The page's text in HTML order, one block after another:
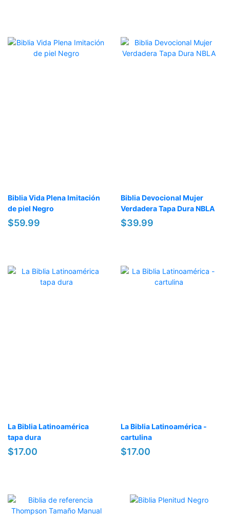
Biblia Vida Plena Imitación
de piel Negro
$59.99
Biblia Devocional Mujer
Verdadera Tapa Dura NBLA
$39.99
La Biblia Latinoamérica
tapa dura
$17.00
La Biblia Latinoamérica -
cartulina
$17.00